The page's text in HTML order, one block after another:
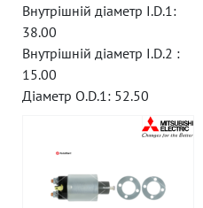
Внутрішній діаметр I.D.1:
38.00
Внутрішній діаметр I.D.2 :
15.00
Діаметр O.D.1: 52.50